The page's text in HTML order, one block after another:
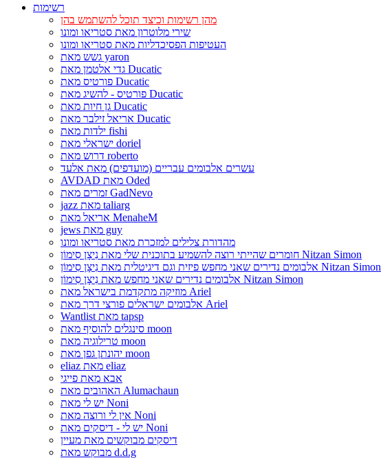
רשימות
מהן רשימות וכיצד תוכל להשתמש בהן
שירי מלוטרון מאת סטריאו ומונו
העטיפות הפסיכדליות מאת סטריאו ומונו
גשש מאת yaron
גדי אלטמן מאת Ducatic
פורטיס מאת Ducatic
פורטיס - להשיג מאת Ducatic
גן חיות מאת Ducatic
אריאל זילבר מאת Ducatic
ילדות מאת fishi
ישראלי מאת doriel
דרוש מאת roberto
עשרים אלבומים עבריים (מועדפים) מאת אלעד
AVDAD מאת Oded
זמרים מאת GadNevo
jazz מאת taliarg
אריאל מאת MenaheM
jews מאת guy
מהדורת צלילים למזכרת מאת סטריאו ומונו
חומרים שהייתי רוצה להשמיע בתוכנית שלי מאת נִיצָן סִימוֹן Nitzan Simon
אלבומים נדירים שאני מחפש פיזית וגם דיגיטלית מאת נִיצָן סִימוֹן Nitzan Simon
אלבומים נדירים שאני מחפש מאת נִיצָן סִימוֹן Nitzan Simon
מוזיקה מתקדמת בישראל מאת Ariel
אלבומים ישראלים פורצי דרך מאת Ariel
Wantlist מאת tapsp
סינגלים להוסיף מאת moon
טרילוגיה מאת moon
יהונתן גפן מאת moon
eliaz מאת eliaz
אבא מאת פייגי
האהובים מאת Alumachaun
יש לי מאת Noni
אין לי ורוצה מאת Noni
יש לי - דיסקים מאת Noni
דיסקים מבוקשים מאת מעיין
מבוקש מאת d.d.g